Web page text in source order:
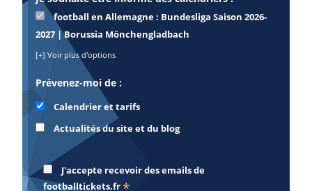
football en Allemagne : Bundesliga Saison 2026-
2027 | Borussia Mönchengladbach
[+] Voir plus d'options
Prévenez-moi de :
Calendrier et tarifs
Actualités du site et du blog
J'accepte recevoir des emails de
footballtickets.fr